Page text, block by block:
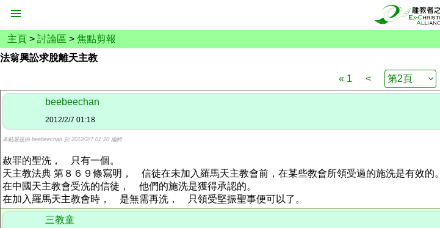
主頁 > 討論區 > 焦點剪報
法翁興訟求脫離天主教
« 1
<
beebeechan
2012/2/7 01:18
本帖最後由 beebeechan 於 2012/2/7 01:20 編輯
赦罪的聖洗， 只有一個。
天主教法典 第８６９條寫明， 信徒在未加入羅馬天主教會前，在某些教會所領受過的施洗是有效的。
在中國天主教會受洗的信徒， 他們的施洗是獲得承認的。
在加入羅馬天主教會時， 是無需再洗， 只領受堅振聖事便可以了。
三教童